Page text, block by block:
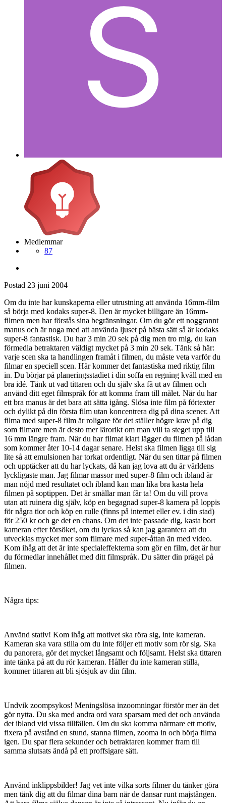
Medlemmar
87
Postad 23 juni 2004
Om du inte har kunskaperna eller utrustning att använda 16mm-film
så börja med kodaks super-8. Den är mycket billigare än 16mm-
filmen men har förstås sina begränsningar. Om du gör ett noggrannt
manus och är noga med att använda ljuset på bästa sätt så är kodaks
super-8 fantastisk. Du har 3 min 20 sek på dig men tro mig, du kan
förmedla betraktaren väldigt mycket på 3 min 20 sek. Tänk så här:
varje scen ska ta handlingen framåt i filmen, du måste veta varför du
filmar en speciell scen. Här kommer det fantastiska med riktig film
in. Du börjar på planeringsstadiet i din soffa en regning kväll med en
bra idé. Tänk ut vad tittaren och du själv ska få ut av filmen och
använd ditt eget filmspråk för att komma fram till målet. När du har
ett bra manus är det bara att sätta igång. Slösa inte film på förtexter
och dylikt på din första film utan koncentrera dig på dina scener. Att
filma med super-8 film är roligare för det ställer högre krav på dig
som filmare men är desto mer lärorikt om man vill ta steget upp till
16 mm längre fram. När du har filmat klart lägger du filmen på lådan
som kommer åter 10-14 dagar senare. Helst ska filmen ligga till sig
lite så att emulsionen har torkat ordentligt. När du sen tittar på filmen
och upptäcker att du har lyckats, då kan jag lova att du är världens
lyckligaste man. Jag filmar massor med super-8 film och ibland är
man nöjd med resultatet och ibland kan man lika bra kasta hela
filmen på soptippen. Det är smällar man får ta! Om du vill prova
utan att ruinera dig själv, köp en begagnad super-8 kamera på loppis
för några tior och köp en rulle (finns på internet eller ev. i din stad)
för 250 kr och ge det en chans. Om det inte passade dig, kasta bort
kameran efter försöket, om du lyckas så kan jag garantera att du
utvecklas mycket mer som filmare med super-åttan än med video.
Kom ihåg att det är inte specialeffekterna som gör en film, det är hur
du förmedlar innehållet med ditt filmspråk. Du sätter din prägel på
filmen.
Några tips:
Använd stativ! Kom ihåg att motivet ska röra sig, inte kameran.
Kameran ska vara stilla om du inte följer ett motiv som rör sig. Ska
du panorera, gör det mycket långsamt och följsamt. Helst ska tittaren
inte tänka på att du rör kameran. Håller du inte kameran stilla,
kommer tittaren att bli sjösjuk av din film.
Undvik zoompsykos! Meningslösa inzoomningar förstör mer än det
gör nytta. Du ska med andra ord vara sparsam med det och använda
det ibland vid vissa tillfällen. Om du ska komma närmare ett motiv,
fixera på avstånd en stund, stanna filmen, zooma in och börja filma
igen. Du spar flera sekunder och betraktaren kommer fram till
samma slutsats ändå på ett proffsigare sätt.
Använd inklippsbilder! Jag vet inte vilka sorts filmer du tänker göra
men tänk dig att du filmar dina barn när de dansar runt majstången.